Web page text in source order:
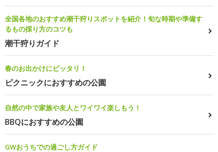
全国各地のおすすめ潮干狩りスポットを紹介！旬な時期や準備す
るもの採り方のコツも
潮干狩りガイド
春のお出かけにピッタリ！
ピクニックにおすすめの公園
自然の中で家族や友人とワイワイ楽しもう！
BBQにおすすめの公園
GWおうちでの過ごし方ガイド